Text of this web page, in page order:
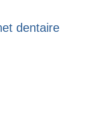
dentaire